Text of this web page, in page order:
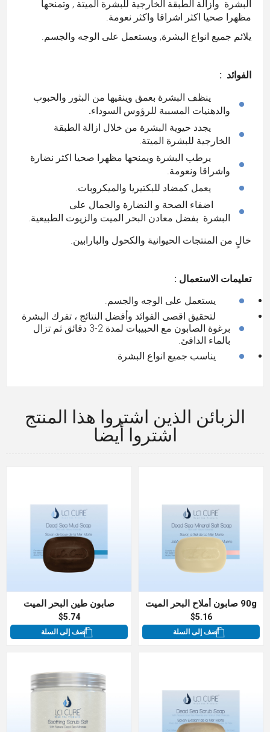
البشرة وازالة الطبقة الخارجية للبشرة الميتة , وتمنحها
مظهرا صحيا اكثر اشراقا واكثر نعومة.
يلائم جميع انواع البشرة, ويستعمل على الوجه والجسم.
الفوائد :
ينظف البشرة بعمق وينقيها من البثور والحبوب
والدهنيات المسببة للرؤوس السوداء.
يجدد حيوية البشرة من خلال ازالة الطبقة
الخارجية للبشرة الميتة.
يرطب البشرة ويمنحها مظهرا صحيا اكثر نضارة
واشراقا ونعومة.
يعمل كمضاد للبكتيريا والميكروبات.
اضفاء الصحة و النضارة والجمال على
البشرة بفضل معادن البحر الميت والزيوت الطبيعية.
خالٍ من المنتجات الحيوانية والكحول والبارابين.
تعليمات الاستعمال :
يستعمل على الوجه والجسم.
لتحقيق اقصى الفوائد وأفضل النتائج ، تفرك البشرة
برغوة الصابون مع الحبيبات لمدة 2-3 دقائق ثم تزال
بالماء الدافئ.
يناسب جميع انواع البشرة.
الزبائن الذين اشتروا هذا المنتج
اشتروا أيضا
90g صابون أملاح البحر الميت
$5.16
أضف إلى السلة
صابون طين البحر الميت
$5.74
أضف إلى السلة